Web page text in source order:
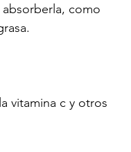
como
vitamina c y otros